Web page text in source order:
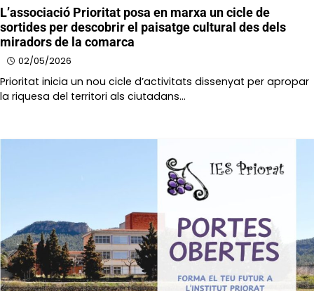
L’associació Prioritat posa en marxa un cicle de
sortides per descobrir el paisatge cultural des dels
miradors de la comarca
02/05/2026
Prioritat inicia un nou cicle d’activitats dissenyat per apropar
la riquesa del territori als ciutadans…